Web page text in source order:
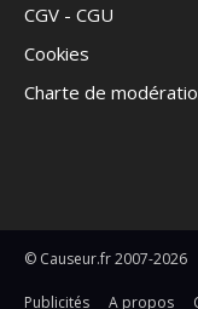
CGV - CGU
Cookies
Charte de
© Causeur.fr 2007-2026
Publicités A propos